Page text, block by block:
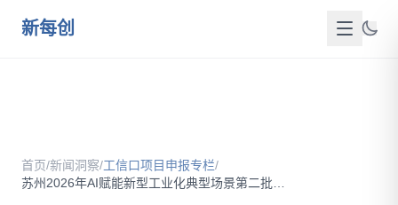
新每创
服务介绍
首页/新闻洞察/工信口项目申报专栏/